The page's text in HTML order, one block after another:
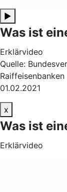
▶
Was ist
Erklärvideo
Quelle:
01.02.2021
x
Was ist
Erklärvideo